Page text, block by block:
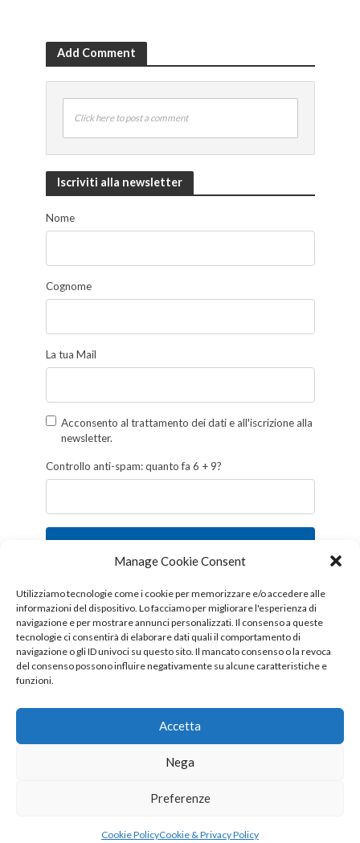
Manage Cookie Consent
Utilizziamo tecnologie come i cookie per memorizzare e/o accedere alle
informazioni del dispositivo. Lo facciamo per migliorare l'esperienza di
navigazione e per mostrare annunci personalizzati. Il consenso a queste
tecnologie ci consentirà di elaborare dati quali il comportamento di
navigazione o gli ID univoci su questo sito. Il mancato consenso o la revoca
del consenso possono influire negativamente su alcune caratteristiche e
funzioni.
Accetta
Nega
Preferenze
Cookie PolicyCookie & Privacy Policy
Add Comment
Click here to post a comment
Iscriviti alla newsletter
Nome
Cognome
La tua Mail
Acconsento al trattamento dei dati e all'iscrizione alla
newsletter.
Controllo anti-spam: quanto fa 6 + 9?
Iscriviti
Follow us!
COOKIE & PRIVACY POLICY